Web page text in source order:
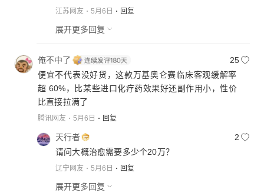
江苏网友 5月6日 回复
展开更多回复
俺不中了
25
便宜不代表没好货，这款万基奥仑赛临床客观缓解率
超 60%，比某些进口化疗药效果好还副作用小，性价
比直接拉满了
腾讯网友 5月6日 回复
天行者
2
请问大概治愈需要多少个20万？
辽宁网友 5月6日 回复
展开更多回复